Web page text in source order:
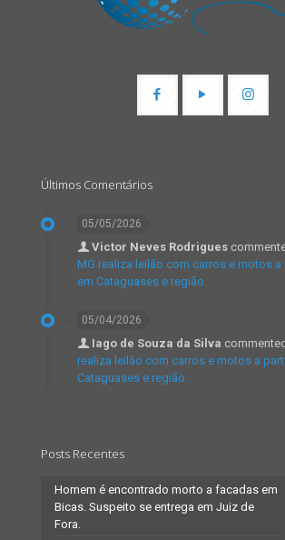
Últimos Comentários
05/05/2026
Victor Neves Rodrigues
MG realiza leilão com carros e motos a
em Cataguases e região.
05/04/2026
Iago de Souza da Silva
realiza leilão com carros e motos a
Cataguases e região.
Posts Recentes
Homem é encontrado morto a facadas em
Bicas. Suspeito se entrega em Juiz de
Fora.